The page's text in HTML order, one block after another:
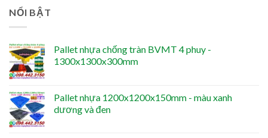
NỔI BẬT
Pallet nhựa chống tràn BVMT 4 phuy -
1300x1300x300mm
Pallet nhựa 1200x1200x150mm - màu xanh
dương và đen